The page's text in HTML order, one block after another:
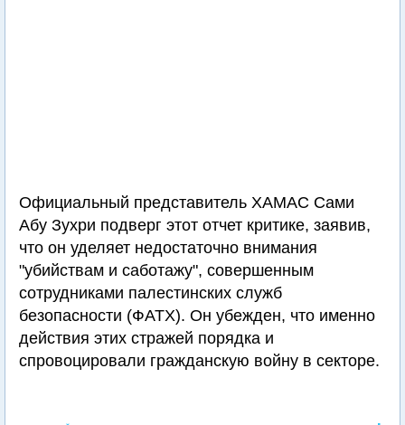
Официальный представитель ХАМАС Сами
Абу Зухри подверг этот отчет критике, заявив,
что он уделяет недостаточно внимания
"убийствам и саботажу", совершенным
сотрудниками палестинских служб
безопасности (ФАТХ). Он убежден, что именно
действия этих стражей порядка и
спровоцировали гражданскую войну в секторе.